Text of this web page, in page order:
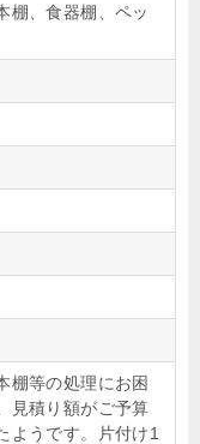
棚、食器棚、ペッ
棚等の処理にお困
見積り額がご予算
ようです。片付け1